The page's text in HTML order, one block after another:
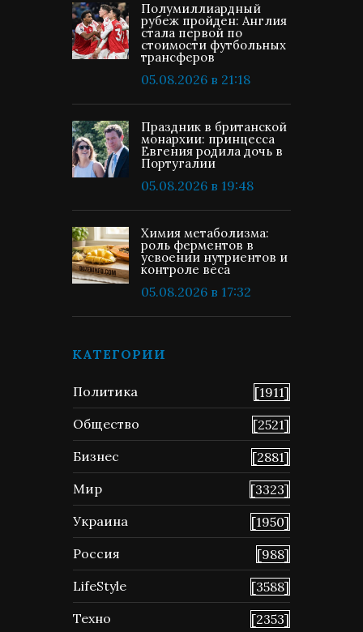
Полумиллиардный
рубеж пройден: Англия
стала первой по
стоимости футбольных
трансферов
05.08.2026 в 21:18
Праздник в британской
монархии: принцесса
Евгения родила дочь в
Португалии
05.08.2026 в 19:48
Химия метаболизма:
роль ферментов в
усвоении нутриентов и
контроле веса
05.08.2026 в 17:32
КАТЕГОРИИ
Политика
[1911]
Общество
[2521]
Бизнес
[2881]
Мир
[3323]
Украина
[1950]
Россия
[988]
LifeStyle
[3588]
Техно
[2353]